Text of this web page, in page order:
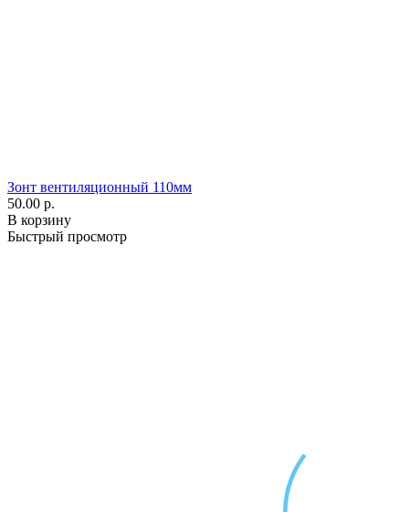
Зонт вентиляционный 110мм
50.00 р.
В корзину
Быстрый просмотр